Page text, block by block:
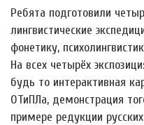
Ребята подготовили
лингвистические
фонетику,
На всех четырёх
будь то интерактивная
ОТиПЛа, демонстрация
примере редукции